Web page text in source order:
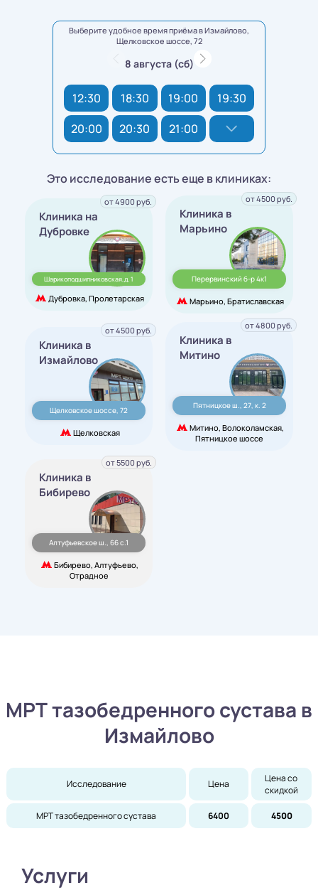
Выберите удобное время приёма в Измайлово,
Щелковское шоссе, 72
8 августа (сб)
12:30 18:30 19:00
19:30
20:00
20:30 21:00
Это исследование есть еще в клиниках:
Клиника на
Дубровке
Шарикоподшипниковская,д. 1
Дубровка, Пролетарская
от 4900 руб.
Клиника в
Марьино
Перервинский б-р 4к1
Марьино, Братиславская
от 4500 руб.
Клиника в
Измайлово
Щелковское шоссе, 72
Щелковская
от 4500 руб.
Клиника в
Митино
Пятницкое ш., 27, к. 2
Митино, Волоколамская,
Пятницкое шоссе
от 4800 руб.
Клиника в
Бибирево
Алтуфьевское ш., 66 с.1
Бибирево, Алтуфьево,
Отрадное
от 5500 руб.
МРТ тазобедренного сустава в
Измайлово
Исследование Цена
Цена со
скидкой
МРТ тазобедренного сустава 6400 4500
Услуги